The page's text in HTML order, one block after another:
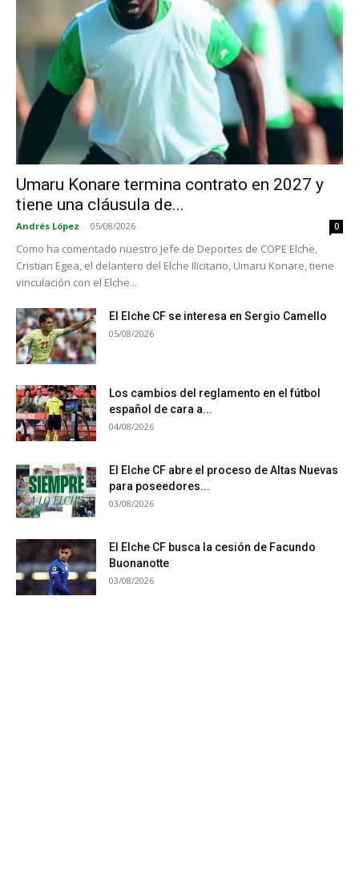
Umaru Konare termina contrato en 2027 y
tiene una cláusula de...
Andrés López - 05/08/2026 0
Como ha comentado nuestro Jefe de Deportes de COPE Elche,
Cristian Egea, el delantero del Elche Ilicitano, Umaru Konare, tiene
vinculación con el Elche...
El Elche CF se interesa en Sergio Camello
05/08/2026
Los cambios del reglamento en el fútbol
español de cara a...
04/08/2026
El Elche CF abre el proceso de Altas Nuevas
para poseedores...
03/08/2026
El Elche CF busca la cesión de Facundo
Buonanotte
03/08/2026